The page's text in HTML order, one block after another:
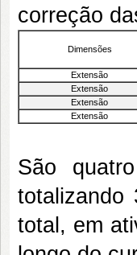
correção
Dimensões
Extensão
Extensão
Extensão
Extensão
São
totalizando
total, em